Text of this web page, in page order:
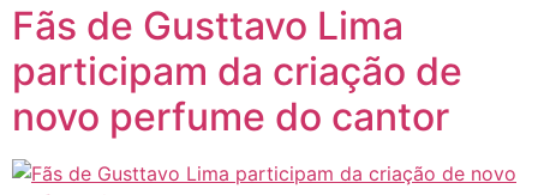
Fãs de Gusttavo Lima
participam da criação de
novo perfume do cantor